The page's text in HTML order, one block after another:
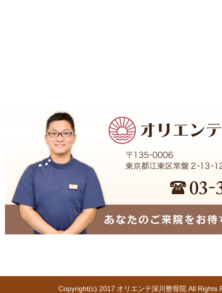
Copyright(c) 2017 オリエンテ深川整骨院 All